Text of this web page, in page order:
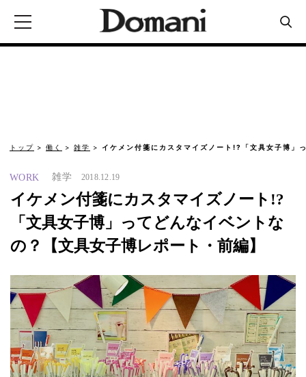
トップ 働く 雑学 イケメン付箋にカスタマイズノート!?「文具女子博」
WORK 雑学 2018.12.19
イケメン付箋にカスタマイズノート!?
「文具女子博」ってどんなイベントな
の？【文具女子博レポート・前編】